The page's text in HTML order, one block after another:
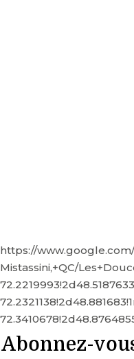
https://
Mistassini,+QC/
Abonnez-